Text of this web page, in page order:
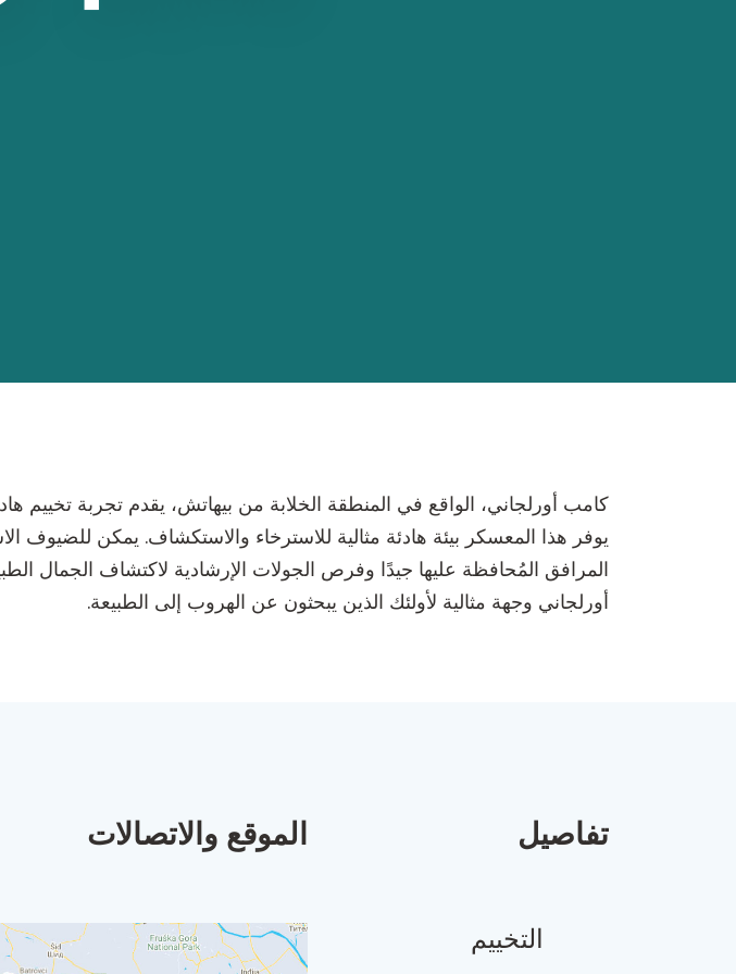
يوفر هذا المعسكر بيئة هادئة مثالية للاسترخاء والاستكشاف. يمكن للضيوف
المرافق المُحافظة عليها جيدًا وفرص الجولات الإرشادية لاكتشاف الجمال
أورلجاني وجهة مثالية لأولئك الذين يبحثون عن الهروب إلى الطبيعة.
تفاصيل
التخييم
الموقع والاتصالات